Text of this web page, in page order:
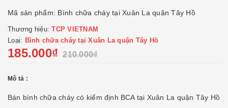
Mã sản phẩm: Bình chữa cháy tại Xuân La quận Tây Hồ
Thương hiệu:TCP VIETNAM
Loại: Bình chữa cháy tại Xuân La quận Tây Hồ
185.000₫ 210.000₫
Mô tả :
Bán bình chữa cháy có kiểm định BCA tại Xuân La quận Tây Hồ